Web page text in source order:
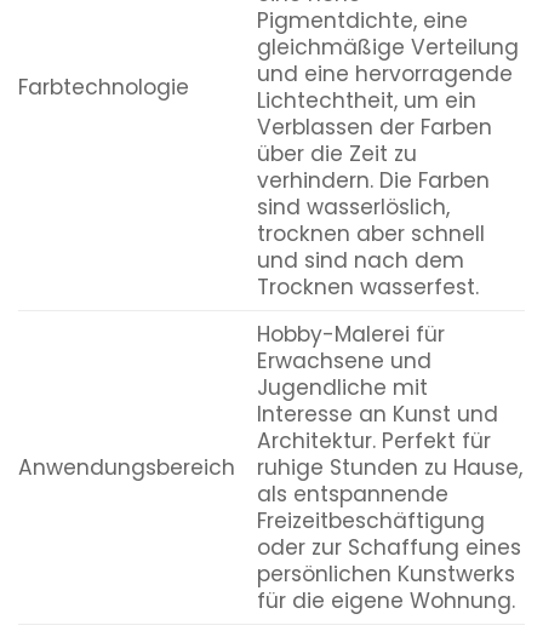
Farbtechnologie
Pigmentdichte, eine
gleichmäßige Verteilung
und eine hervorragende
Lichtechtheit, um ein
Verblassen der Farben
über die Zeit zu
verhindern. Die Farben
sind wasserlöslich,
trocknen aber schnell
und sind nach dem
Trocknen wasserfest.
Anwendungsbereich
Hobby-Malerei für
Erwachsene und
Jugendliche mit
Interesse an Kunst und
Architektur. Perfekt für
ruhige Stunden zu Hause,
als entspannende
Freizeitbeschäftigung
oder zur Schaffung eines
persönlichen Kunstwerks
für die eigene Wohnung.